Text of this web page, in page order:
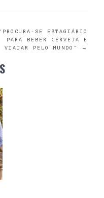
SE ESTAGIÁRIO
PARA BEBER CERVEJA E
VIAJAR PELO MUNDO”
→